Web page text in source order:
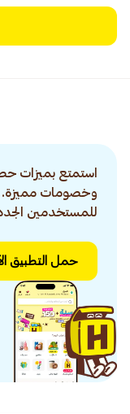
استمتع بميزات
وخصومات مميزة.
للمستخدمين
حمل التطبيق